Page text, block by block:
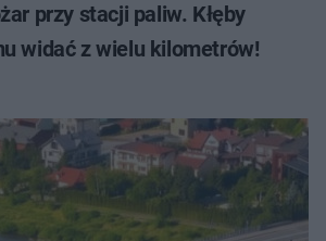
przy stacji paliw. Kłęby
widać z wielu kilometrów!